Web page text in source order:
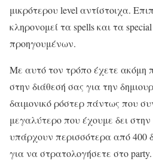
μικρότερου level αντίστοιχα.
κληρονομεί τα spells και τα
προηγουμένων.
Με αυτό τον τρόπο έχετε ακόμη
στην διάθεσή σας για την
δαιμονικό ρόστερ πάντως που
μεγαλύτερο που έχουμε δει
υπάρχουν περισσότερα από 400
για να στρατολογήσετε στο